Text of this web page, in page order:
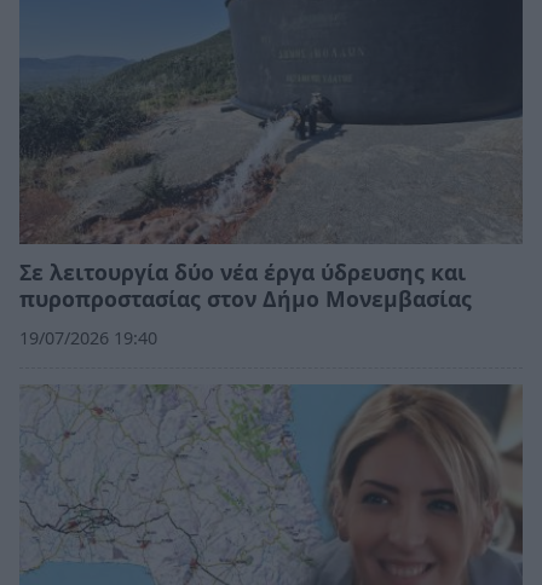
Σε λειτουργία δύο νέα έργα ύδρευσης και
πυροπροστασίας στον Δήμο Μονεμβασίας
19/07/2026 19:40